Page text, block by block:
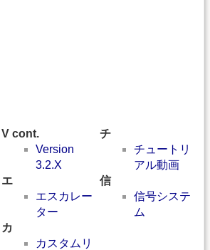
V cont.
Version
3.2.X
エ
エスカレー
ター
カ
カスタムリ
チ
チュートリ
アル動画
信
信号システ
ム